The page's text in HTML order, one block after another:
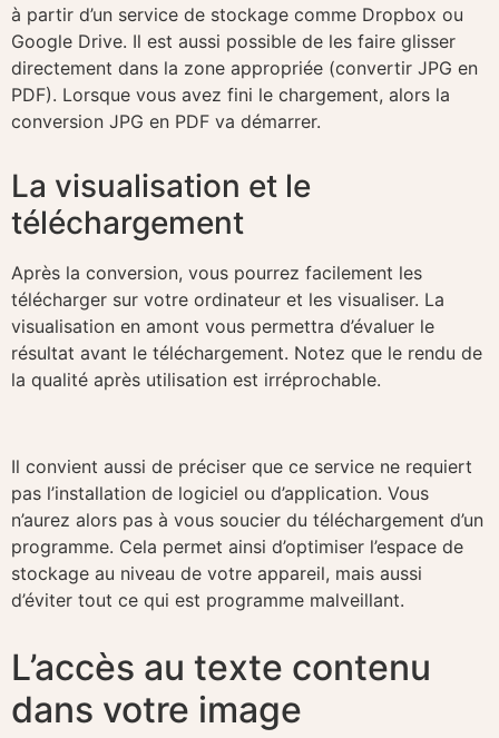
à partir d’un service de stockage comme Dropbox ou
Google Drive. Il est aussi possible de les faire glisser
directement dans la zone appropriée (convertir JPG en
PDF). Lorsque vous avez fini le chargement, alors la
conversion JPG en PDF va démarrer.
La visualisation et le
téléchargement
Après la conversion, vous pourrez facilement les
télécharger sur votre ordinateur et les visualiser. La
visualisation en amont vous permettra d’évaluer le
résultat avant le téléchargement. Notez que le rendu de
la qualité après utilisation est irréprochable.
Il convient aussi de préciser que ce service ne requiert
pas l’installation de logiciel ou d’application. Vous
n’aurez alors pas à vous soucier du téléchargement d’un
programme. Cela permet ainsi d’optimiser l’espace de
stockage au niveau de votre appareil, mais aussi
d’éviter tout ce qui est programme malveillant.
L’accès au texte contenu
dans votre image